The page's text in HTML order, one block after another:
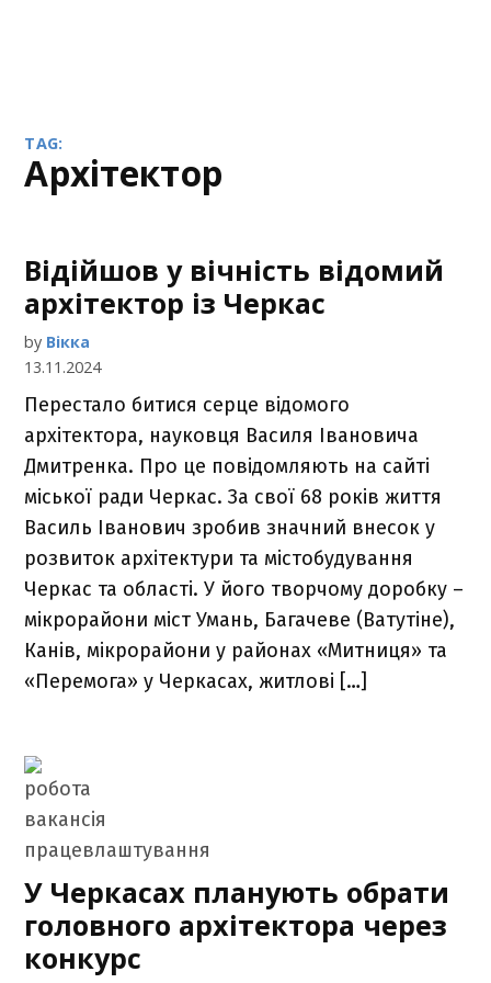
TAG:
архітектор
Відійшов у вічність відомий
архітектор із Черкас
by Вікка
13.11.2024
Перестало битися серце відомого
архітектора, науковця Василя Івановича
Дмитренка. Про це повідомляють на сайті
міської ради Черкас. За свої 68 років життя
Василь Іванович зробив значний внесок у
розвиток архітектури та містобудування
Черкас та області. У його творчому доробку –
мікрорайони міст Умань, Багачеве (Ватутіне),
Канів, мікрорайони у районах «Митниця» та
«Перемога» у Черкасах, житлові […]
У Черкасах планують обрати
головного архітектора через
конкурс